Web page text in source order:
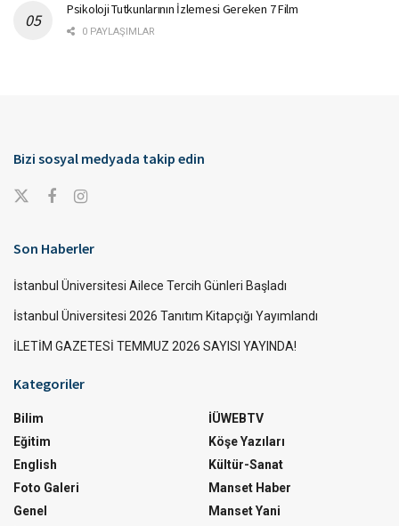
Psikoloji Tutkunlarının İzlemesi Gereken 7 Film
0 PAYLAŞIMLAR
Bizi sosyal medyada takip edin
Son Haberler
İstanbul Üniversitesi Ailece Tercih Günleri Başladı
İstanbul Üniversitesi 2026 Tanıtım Kitapçığı Yayımlandı
İLETİM GAZETESİ TEMMUZ 2026 SAYISI YAYINDA!
Kategoriler
Bilim
Eğitim
English
Foto Galeri
Genel
İÜWEBTV
Köşe Yazıları
Kültür-Sanat
Manset Haber
Manset Yani